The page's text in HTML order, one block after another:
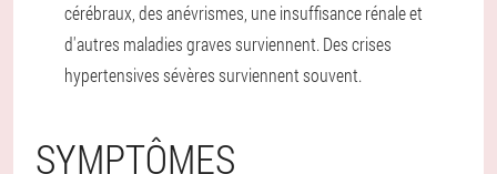
cérébraux, des anévrismes, une insuffisance rénale et
d'autres maladies graves surviennent. Des crises
hypertensives sévères surviennent souvent.
SYMPTÔMES